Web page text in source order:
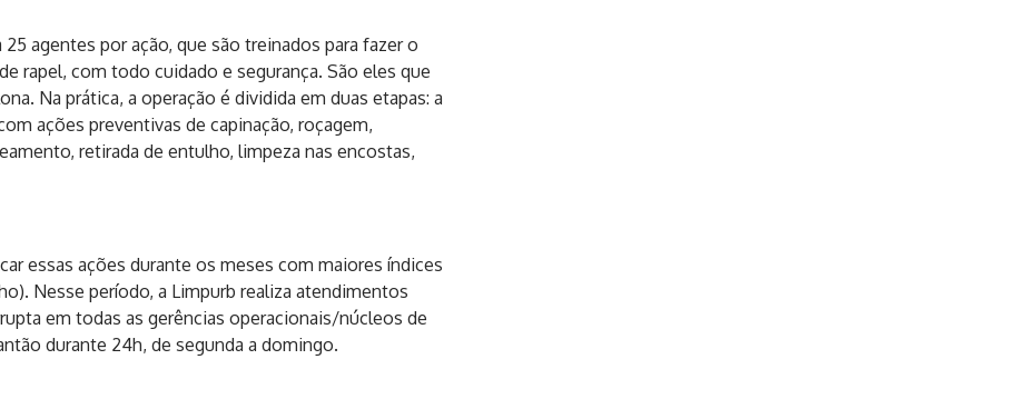
agentes por ação, que são treinados para fazer o
rapel, com todo cuidado e segurança. São eles que
Na prática, a operação é dividida em duas etapas: a
ações preventivas de capinação, roçagem,
retirada de entulho, limpeza nas encostas,
essas ações durante os meses com maiores índices
Nesse período, a Limpurb realiza atendimentos
em todas as gerências operacionais/núcleos de
durante 24h, de segunda a domingo.